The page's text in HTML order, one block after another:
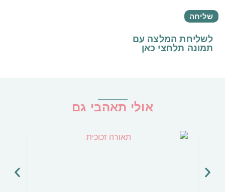
לשליחת המלצה עם
תמונה תלחצי כאן
אולי תאהבי גם